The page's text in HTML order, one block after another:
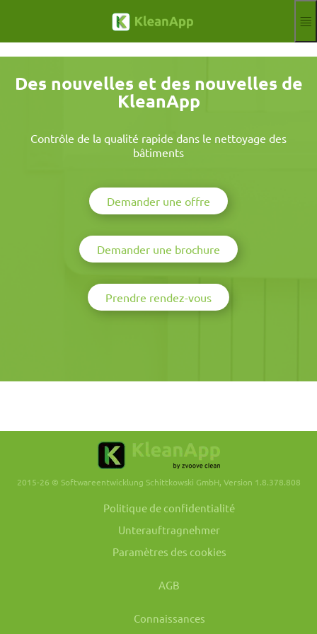
Connaissances
Webinaires
Jobs
Mentions légales
FR
Des nouvelles et des nouvelles de
KleanApp
Contrôle de la qualité rapide dans le nettoyage des
bâtiments
Demander une offre
Demander une brochure
Prendre rendez-vous
2015-26 © Softwareentwicklung Schittkowski GmbH, Version 1.8.378.808
Politique de confidentialité
Unterauftragnehmer
Paramètres des cookies
AGB
Connaissances